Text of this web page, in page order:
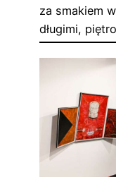
za smakiem
długimi,